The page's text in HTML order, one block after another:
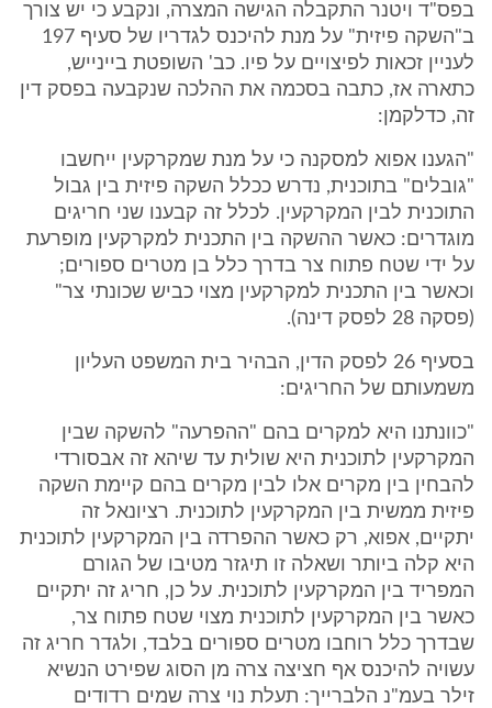
בפס"ד ויטנר התקבלה הגישה המצרה, ונקבע כי יש צורך
ב"השקה פיזית" על מנת להיכנס לגדריו של סעיף 197
לעניין זכאות לפיצויים על פיו. כב' השופטת ביינייש,
כתארה אז, כתבה בסכמה את ההלכה שנקבעה בפסק דין
זה, כדלקמן:
"הגענו אפוא למסקנה כי על מנת שמקרקעין ייחשבו
"גובלים" בתוכנית, נדרש ככלל השקה פיזית בין גבול
התוכנית לבין המקרקעין. לכלל זה קבענו שני חריגים
מוגדרים: כאשר ההשקה בין התכנית למקרקעין מופרעת
על ידי שטח פתוח צר בדרך כלל בן מטרים ספורים;
וכאשר בין התכנית למקרקעין מצוי כביש שכונתי צר"
(פסקה 28 לפסק דינה).
בסעיף 26 לפסק הדין, הבהיר בית המשפט העליון
משמעותם של החריגים:
"כוונתנו היא למקרים בהם "ההפרעה" להשקה שבין
המקרקעין לתוכנית היא שולית עד שיהא זה אבסורדי
להבחין בין מקרים אלו לבין מקרים בהם קיימת השקה
פיזית ממשית בין המקרקעין לתוכנית. רציונאל זה
יתקיים, אפוא, רק כאשר ההפרדה בין המקרקעין לתוכנית
היא קלה ביותר ושאלה זו תיגזר מטיבו של הגורם
המפריד בין המקרקעין לתוכנית. על כן, חריג זה יתקיים
כאשר בין המקרקעין לתוכנית מצוי שטח פתוח צר,
שבדרך כלל רוחבו מטרים ספורים בלבד, ולגדר חריג זה
עשויה להיכנס אף חציצה צרה מן הסוג שפירט הנשיא
זילר בעמ"נ הלברייך: תעלת נוי צרה שמים רדודים